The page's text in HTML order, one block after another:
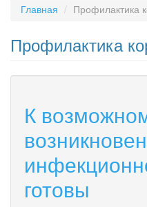
Главная Профилактика
Профилактика
К
готовы